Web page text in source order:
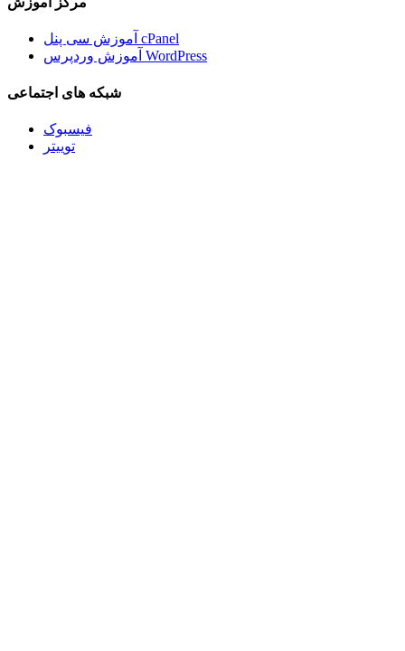
آموزش سی پنل cPanel
آموزش وردپرس WordPress
شبکه های اجتماعی
فیسبوک
توییتر